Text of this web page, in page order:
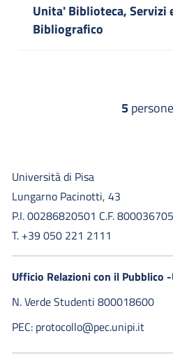
Unita' Biblioteca, Servizi
Bibliografico
5
Università di Pisa
Lungarno Pacinotti, 43
P.I. 00286820501 C.F.
T. +39 050 221 2111
Ufficio Relazioni con il Pubblico -
N. Verde Studenti 800018600​
PEC: protocollo@pec.unipi.it